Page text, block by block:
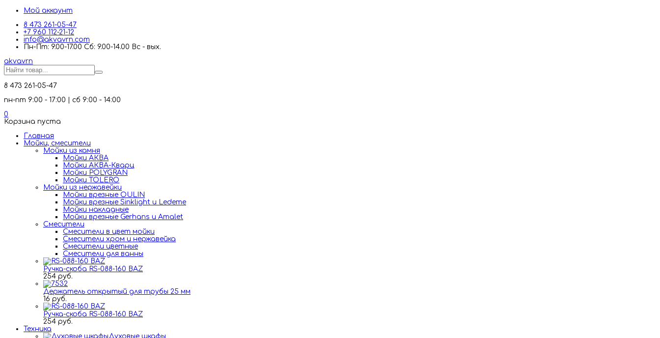
Мой аккаунт
8 473 261-05-47
+7 960 112-21-12
info@akvavrn.com
Пн-Пт: 9.00-17.00 Сб: 9.00-14.00 Вс - вых.
akvavrn
8 473 261-05-47
пн-пт 9:00 - 17:00 | сб 9:00 - 14:00
0
Корзина пуста
Главная
Мойки, смесители
Mойки из камня
Мойки АКВА
Мойки АКВА-Кварц
Мойки POLYGRAN
Мойки TOLERO
Мойки из нержавейки
Мойки врезные OULIN
Мойки врезные Sinklight и Ledeme
Мойки накладные
Мойки врезные Gerhans и Amalet
Смесители
Смесители в цвет мойки
Смесители хром и нержавейка
Смесители цветные
Смесители для ванны
Ручка-скоба RS-088-160 BAZ
254 руб.
Держатель открытый для трубы 25 мм
16 руб.
Ручка-скоба RS-088-160 BAZ
254 руб.
Техника
Духовые шкафы